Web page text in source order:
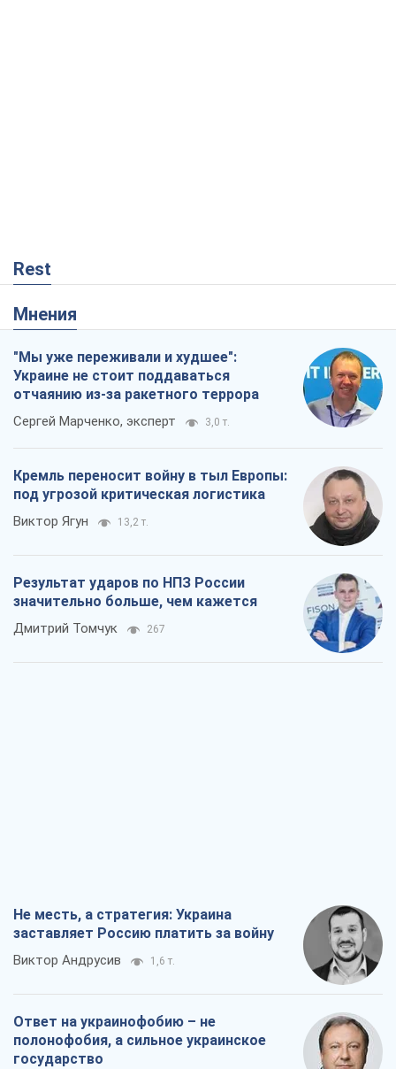
Rest
Мнения
"Мы уже переживали и худшее":
Украине не стоит поддаваться
отчаянию из-за ракетного террора
Сергей Марченко, эксперт 3,0 т.
Кремль переносит войну в тыл Европы:
под угрозой критическая логистика
Виктор Ягун 13,2 т.
Результат ударов по НПЗ России
значительно больше, чем кажется
Дмитрий Томчук 267
Не месть, а стратегия: Украина
заставляет Россию платить за войну
Виктор Андрусив 1,6 т.
Ответ на украинофобию – не
полонофобия, а сильное украинское
государство